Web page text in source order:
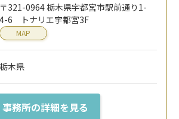
〒321-0964 栃木県宇都宮市駅前通り1-
4-6 トナリエ宇都宮3F
MAP
栃木県
事務所の詳細を見る